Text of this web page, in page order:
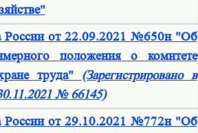
России от 22.09.2021 №650н "Об
положения о комитете
труда" (Зарегистрировано в
№ 66145)
России от 29.10.2021 №772н "Об